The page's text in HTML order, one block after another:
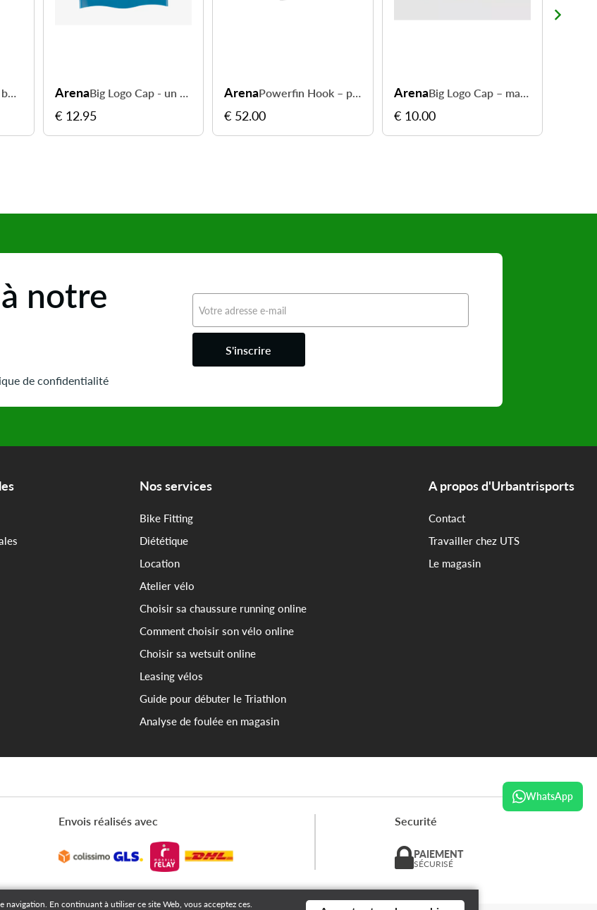
Print 2 Cap - un bonnet confortable au design original Arena Big Logo Cap - un bonnet confortable pour chaque séance
€ 12.95
Arena Powerfin Hook – propulsion musculation
€ 52.00
Arena Big Logo Cap – maintien fiable en bassin
€ 10.00
notre
de confidentialité
S'inscrire
Nos services
Bike Fitting
Diététique
Location
Atelier vélo
Choisir sa chaussure running online
Comment choisir son vélo online
Choisir sa wetsuit online
Leasing vélos
Guide pour débuter le Triathlon
Analyse de foulée en magasin
A propos d'Urbantrisports
Contact
Travailler chez UTS
Le magasin
Envois réalisés avec Securité
PAIEMENT
SÉCURISÉ
WhatsApp
En continuant à utiliser ce site Web, vous acceptez ces.